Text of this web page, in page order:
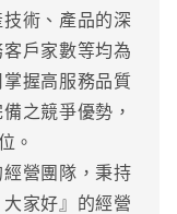
術、產品的深
戶家數等均為
握高服務品質
之競爭優勢，
。
營團隊，秉持
家好』的經營